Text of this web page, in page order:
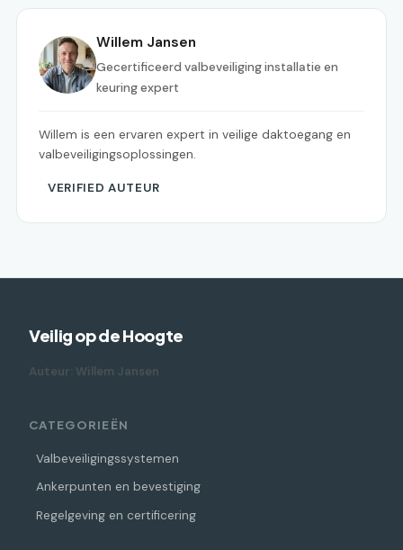
Willem Jansen
Gecertificeerd valbeveiliging installatie en
keuring expert
Willem is een ervaren expert in veilige daktoegang en
valbeveiligingsoplossingen.
VERIFIED AUTEUR
Veilig op de Hoogte
Auteur: Willem Jansen
CATEGORIEËN
Valbeveiligingssystemen
Ankerpunten en bevestiging
Regelgeving en certificering